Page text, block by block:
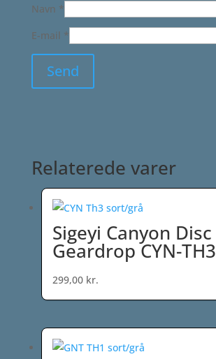
Navn *
E-mail *
Relaterede varer
Sigeyi Canyon Disc
Geardrop CYN-TH3
299,00 kr.